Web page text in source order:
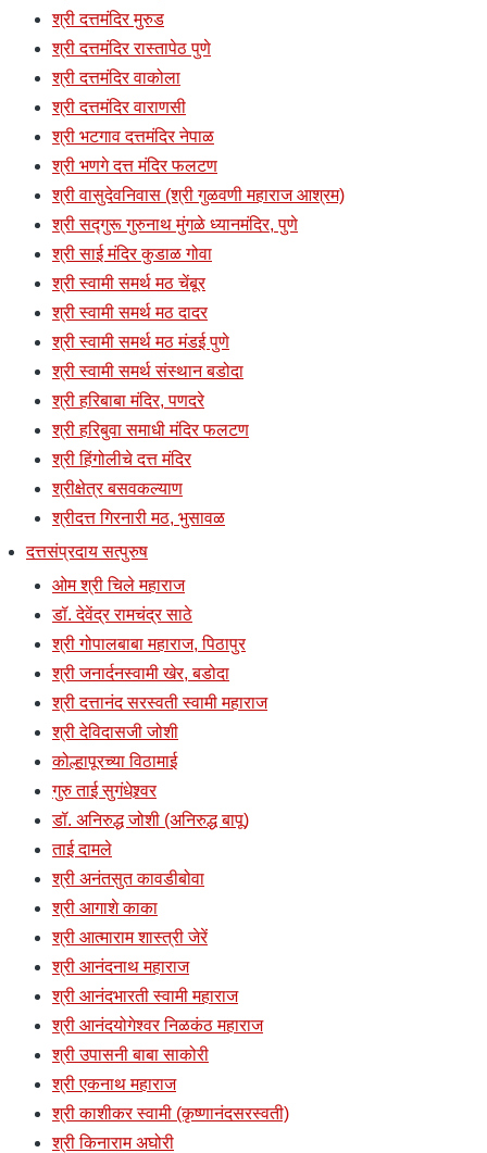
श्री दत्तमंदिर मुरुड
श्री दत्तमंदिर रास्तापेठ पुणे
श्री दत्तमंदिर वाकोला
श्री दत्तमंदिर वाराणसी
श्री भटगाव दत्तमंदिर नेपाळ
श्री भणगे दत्त मंदिर फलटण
श्री वासुदेवनिवास (श्री गुळवणी महाराज आश्रम)
श्री सद्गुरू गुरुनाथ मुंगळे ध्यानमंदिर, पुणे
श्री साई मंदिर कुडाळ गोवा
श्री स्वामी समर्थ मठ चेंबूर
श्री स्वामी समर्थ मठ दादर
श्री स्वामी समर्थ मठ मंडई पुणे
श्री स्वामी समर्थ संस्थान बडोदा
श्री हरिबाबा मंदिर, पणदरे
श्री हरिबुवा समाधी मंदिर फलटण
श्री हिंगोलीचे दत्त मंदिर
श्रीक्षेत्र बसवकल्याण
श्रीदत्त गिरनारी मठ, भुसावळ
दत्तसंप्रदाय सत्पुरुष
ओम श्री चिले महाराज
डॉ. देवेंद्र रामचंद्र साठे
श्री गोपालबाबा महाराज, पिठापुर
श्री जनार्दनस्वामी खेर, बडोदा
श्री दत्तानंद सरस्वती स्वामी महाराज
श्री देविदासजी जोशी
कोल्हापूरच्या विठामाई
गुरु ताई सुगंधेश्र्वर
डॉ. अनिरुद्ध जोशी (अनिरुद्ध बापू)
ताई दामले
श्री अनंतसुत कावडीबोवा
श्री आगाशे काका
श्री आत्माराम शास्त्री जेरें
श्री आनंदनाथ महाराज
श्री आनंदभारती स्वामी महाराज
श्री आनंदयोगेश्वर निळकंठ महाराज
श्री उपासनी बाबा साकोरी
श्री एकनाथ महाराज
श्री काशीकर स्वामी (कृष्णानंदसरस्वती)
श्री किनाराम अघोरी